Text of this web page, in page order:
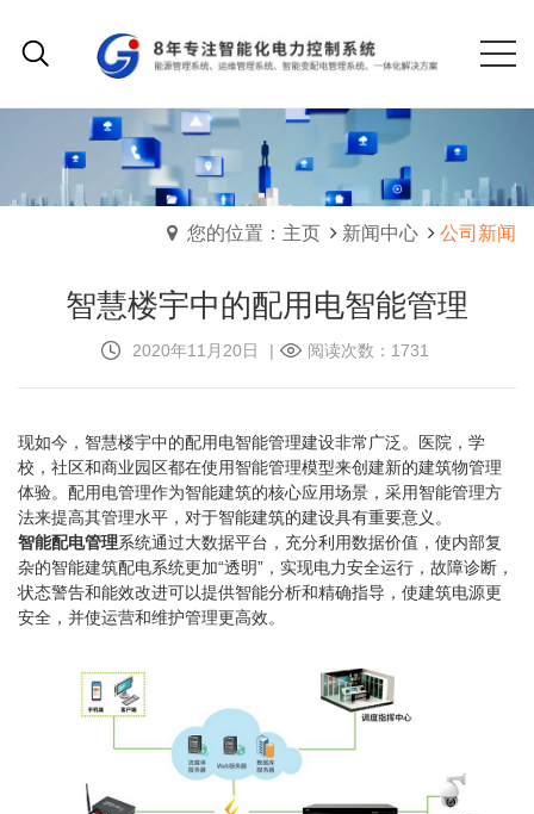
您的位置：主页 新闻中心 公司新闻
智慧楼宇中的配用电智能管理
2020年11月20日 | 阅读次数：1731
现如今，智慧楼宇中的配用电智能管理建设非常广泛。医院，学
校，社区和商业园区都在使用智能管理模型来创建新的建筑物管理
体验。配用电管理作为智能建筑的核心应用场景，采用智能管理方
法来提高其管理水平，对于智能建筑的建设具有重要意义。
智能配电管理系统通过大数据平台，充分利用数据价值，使内部复
杂的智能建筑配电系统更加“透明”，实现电力安全运行，故障诊断，
状态警告和能效改进可以提供智能分析和精确指导，使建筑电源更
安全，并使运营和维护管理更高效。